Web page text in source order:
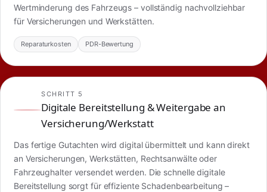
Wertminderung des Fahrzeugs – vollständig nachvollziehbar
für Versicherungen und Werkstätten.
Reparaturkosten PDR-Bewertung
SCHRITT 5
Digitale Bereitstellung & Weitergabe an
Versicherung/Werkstatt
Das fertige Gutachten wird digital übermittelt und kann direkt
an Versicherungen, Werkstätten, Rechtsanwälte oder
Fahrzeughalter versendet werden. Die schnelle digitale
Bereitstellung sorgt für effiziente Schadenbearbeitung –